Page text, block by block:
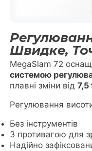
Швидке,
MegaSlam 72
системою
плавні зміни від 7,5
Регулювання
Без інструментів
З противагою для
Надійно